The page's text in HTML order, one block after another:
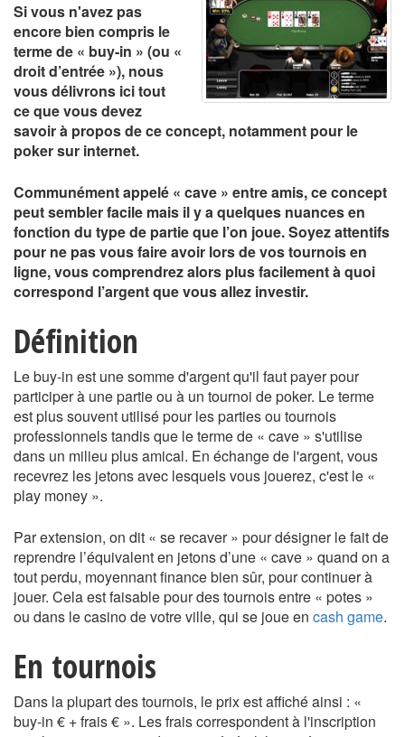
Si vous n'avez pas
encore bien compris le
terme de « buy-in » (ou «
droit d’entrée »), nous
vous délivrons ici tout
ce que vous devez
savoir à propos de ce concept, notamment pour le
poker sur internet.
Communément appelé « cave » entre amis, ce concept
peut sembler facile mais il y a quelques nuances en
fonction du type de partie que l’on joue. Soyez attentifs
pour ne pas vous faire avoir lors de vos tournois en
ligne, vous comprendrez alors plus facilement à quoi
correspond l’argent que vous allez investir.
Définition
Le buy-in est une somme d'argent qu'il faut payer pour
participer à une partie ou à un tournoi de poker. Le terme
est plus souvent utilisé pour les parties ou tournois
professionnels tandis que le terme de « cave » s'utilise
dans un milieu plus amical. En échange de l'argent, vous
recevrez les jetons avec lesquels vous jouerez, c'est le «
play money ».
Par extension, on dit « se recaver » pour désigner le fait de
reprendre l’équivalent en jetons d’une « cave » quand on a
tout perdu, moyennant finance bien sûr, pour continuer à
jouer. Cela est faisable pour des tournois entre « potes »
ou dans le casino de votre ville, qui se joue en cash game.
En tournois
Dans la plupart des tournois, le prix est affiché ainsi : «
buy-in € + frais € ». Les frais correspondent à l'inscription